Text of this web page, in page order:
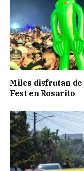
Miles disfrutan de
Fest en Rosarito